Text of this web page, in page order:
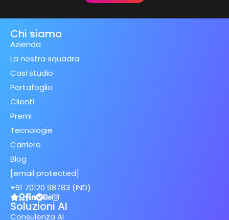
Chi siamo
Azienda
La nostra squadra
Casi studio
Portafoglio
Clienti
Premi
Tecnologie
Carriere
Blog
[email protected]
+91 70120 98783 (IND)
Soluzioni AI
Consulenza AI